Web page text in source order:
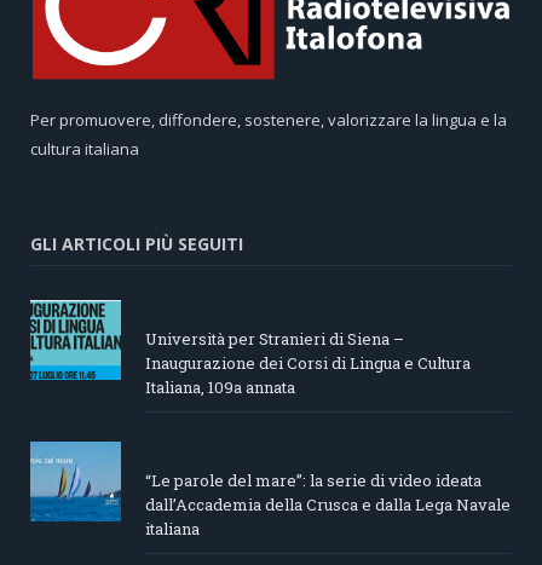
Per promuovere, diffondere, sostenere, valorizzare la lingua e la
cultura italiana
GLI ARTICOLI PIÙ SEGUITI
Università per Stranieri di Siena –
Inaugurazione dei Corsi di Lingua e Cultura
Italiana, 109a annata
“Le parole del mare”: la serie di video ideata
dall’Accademia della Crusca e dalla Lega Navale
italiana